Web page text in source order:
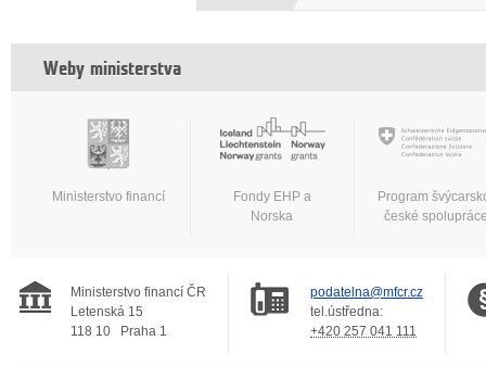
Weby ministerstva
Ministerstvo financí
Fondy EHP a
Norska
Program
české
Ministerstvo financí ČR
Letenská 15
118 10
Praha 1
podatelna@mfcr.cz
tel.ústředna:
+420 257 041 111